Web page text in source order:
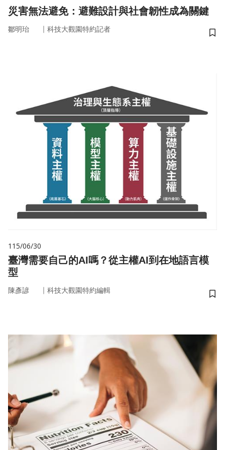
災害無法避免：避難設計與社會韌性成為關鍵
鄒明珆 ｜ 科技大觀園特約記者
儲
115/06/30
臺灣需要自己的AI嗎？從主權AI到在地語言模
型
陳彥諺 ｜ 科技大觀園特約編輯
儲